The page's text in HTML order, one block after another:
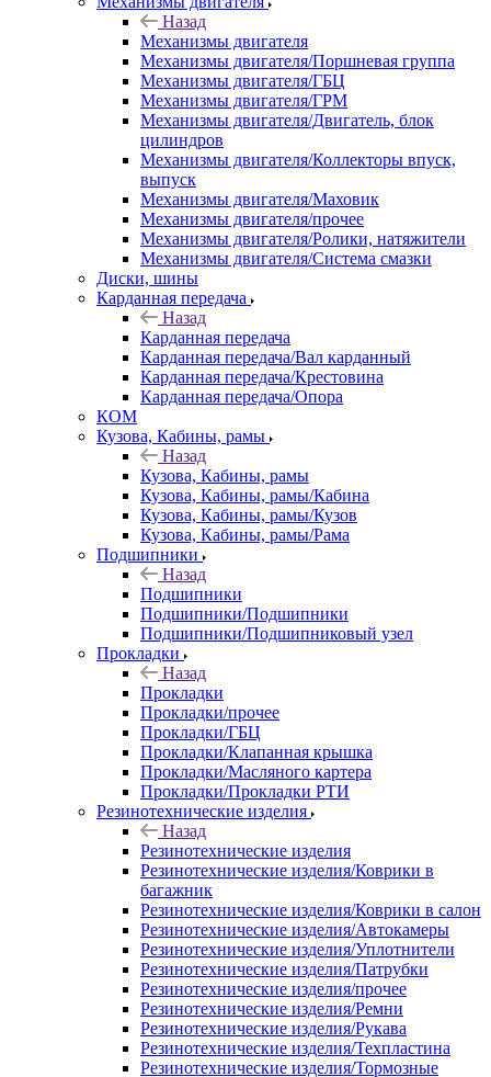
Назад
Механизмы двигателя
Механизмы двигателя/Поршневая группа
Механизмы двигателя/ГБЦ
Механизмы двигателя/ГРМ
Механизмы двигателя/Двигатель, блок
цилиндров
Механизмы двигателя/Коллекторы впуск,
выпуск
Механизмы двигателя/Маховик
Механизмы двигателя/прочее
Механизмы двигателя/Ролики, натяжители
Механизмы двигателя/Система смазки
Диски, шины
Карданная передача
Назад
Карданная передача
Карданная передача/Вал карданный
Карданная передача/Крестовина
Карданная передача/Опора
КОМ
Кузова, Кабины, рамы
Назад
Кузова, Кабины, рамы
Кузова, Кабины, рамы/Кабина
Кузова, Кабины, рамы/Кузов
Кузова, Кабины, рамы/Рама
Подшипники
Назад
Подшипники
Подшипники/Подшипники
Подшипники/Подшипниковый узел
Прокладки
Назад
Прокладки
Прокладки/прочее
Прокладки/ГБЦ
Прокладки/Клапанная крышка
Прокладки/Масляного картера
Прокладки/Прокладки РТИ
Резинотехнические изделия
Назад
Резинотехнические изделия
Резинотехнические изделия/Коврики в
багажник
Резинотехнические изделия/Коврики в салон
Резинотехнические изделия/Автокамеры
Резинотехнические изделия/Уплотнители
Резинотехнические изделия/Патрубки
Резинотехнические изделия/прочее
Резинотехнические изделия/Ремни
Резинотехнические изделия/Рукава
Резинотехнические изделия/Техпластина
Резинотехнические изделия/Тормозные